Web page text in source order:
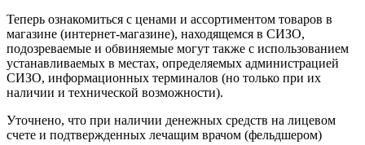
Теперь ознакомиться с ценами и ассортиментом товаров в
магазине (интернет-магазине), находящемся в СИЗО,
подозреваемые и обвиняемые могут также с использованием
устанавливаемых в местах, определяемых администрацией
СИЗО, информационных терминалов (но только при их
наличии и технической возможности).
Уточнено, что при наличии денежных средств на лицевом
счете и подтвержденных лечащим врачом (фельдшером)